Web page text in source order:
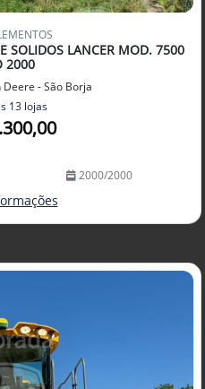
SOLIDOS LANCER MOD. 7500
2000
Deere - São Borja
13 lojas
2000/2000